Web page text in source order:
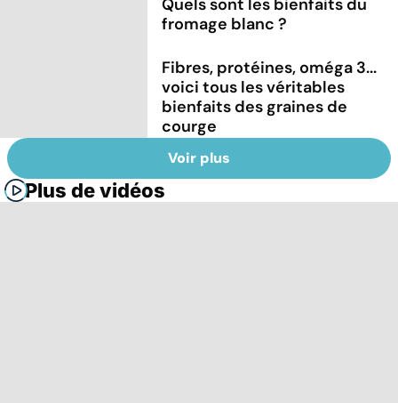
fromage blanc ?
Fibres, protéines, oméga 3...
voici tous les véritables
bienfaits des graines de
courge
Voir plus
Plus de vidéos